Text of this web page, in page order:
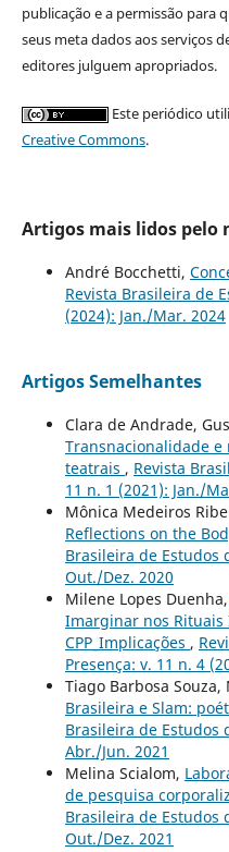
publicação e a permissão para
seus meta dados aos serviços
editores julguem apropriados.
Este periódico
Creative Commons.
Artigos mais lidos pelo
André Bocchetti,
Revista Brasileira de
(2024): Jan./Mar. 2024
Artigos Semelhantes
Clara de Andrade,
Transnacionalidade e
teatrais , Revista
11 n. 1 (2021): Jan./
Mônica Medeiros
Reflections on the
Brasileira de Estudos
Out./Dez. 2020
Milene Lopes Duenha,
Imarginar nos Rituais
CPP_Implicações ,
Presença: v. 11 n. 4
Tiago Barbosa
Brasileira e Slam:
Brasileira de Estudos
Abr./Jun. 2021
Melina Scialom,
de pesquisa
Brasileira de Estudos
Out./Dez. 2021